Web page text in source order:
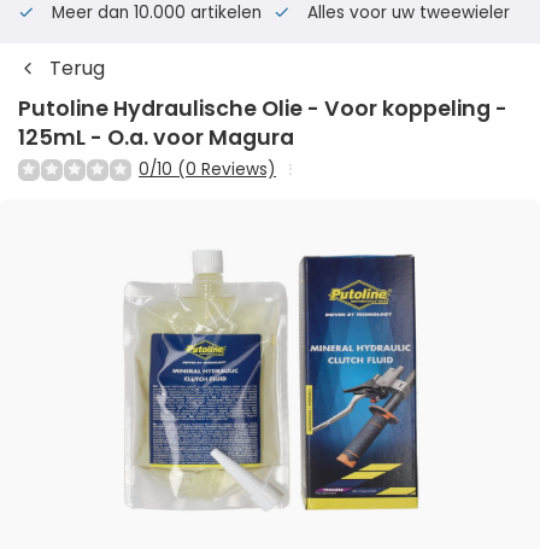
Meer dan 10.000 artikelen Alles voor uw tweewieler
Terug
Putoline Hydraulische Olie - Voor koppeling -
125mL - O.a. voor Magura
0/10 (0 Reviews)